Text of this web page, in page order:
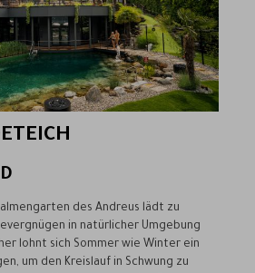
des Andreus lädt zu
in natürlicher Umgebung
lohnt sich Sommer wie Winter ein
um den Kreislauf in Schwung zu